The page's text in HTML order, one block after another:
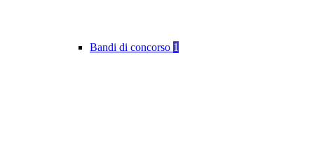
Bandi di concorso 1